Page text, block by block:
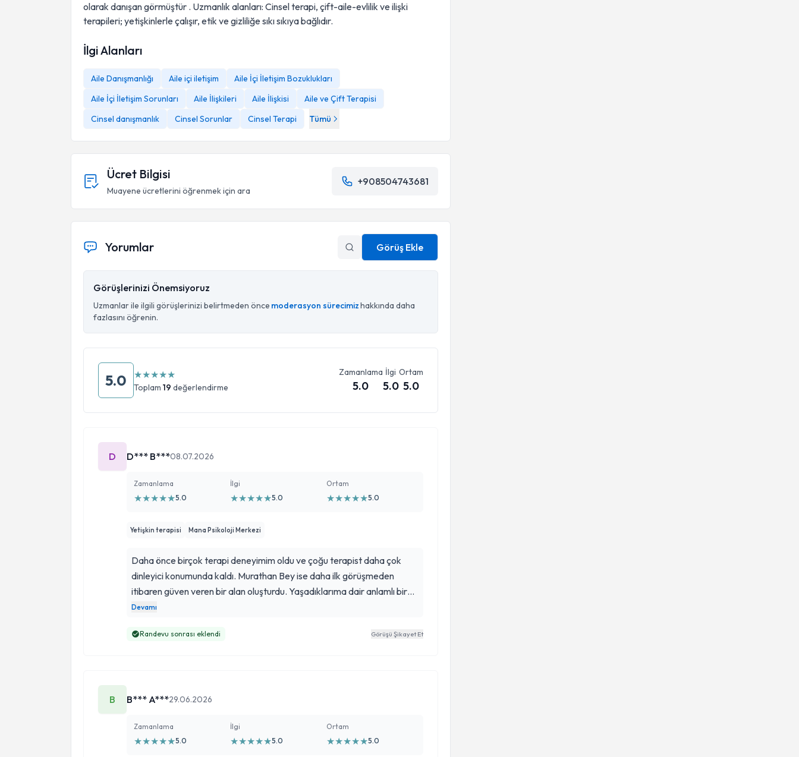
olarak danışan görmüştür . Uzmanlık alanları: Cinsel terapi, çift-aile-evlilik ve ilişki
terapileri; yetişkinlerle çalışır, etik ve gizliliğe sıkı sıkıya bağlıdır.
İlgi Alanları
Aile Danışmanlığı Aile içi iletişim
Aile İçi İletişim Bozuklukları
Aile İçi İletişim Sorunları
Aile İlişkileri Aile İlişkisi
Aile ve Çift Terapisi
Cinsel danışmanlık
Cinsel Sorunlar Cinsel Terapi Tümü
Ücret Bilgisi
Muayene ücretlerini öğrenmek için ara
+908504743681
Yorumlar Görüş Ekle
Görüşlerinizi Önemsiyoruz
Uzmanlar ile ilgili görüşlerinizi belirtmeden önce moderasyon sürecimizhakkında daha
fazlasını öğrenin.
5.0 ★★★★★
Toplam 19 değerlendirme
Zamanlama
5.0
İlgi
5.0
Ortam
5.0
D D*** B***08.07.2026
Zamanlama
★★★★★5.0
İlgi
★★★★★5.0
Ortam
★★★★★5.0
Yetişkin terapisi Mana Psikoloji Merkezi
Daha önce birçok terapi deneyimim oldu ve çoğu terapist daha çok
dinleyici konumunda kaldı. Murathan Bey ise daha ilk görüşmeden
itibaren güven veren bir alan oluşturdu. Yaşadıklarıma dair anlamlı bir
çerçeve sunarak yaşadığım sorunların asıl kaynağını görmeme yardımcı
cesaretlendirdi. Kendisi gerçekten çok pozitif ve güvenilir bir terapist.
Devamı
Randevu sonrası eklendi Görüşü Şikayet Et
B B*** A***29.06.2026
Zamanlama
★★★★★5.0
İlgi
★★★★★5.0
Ortam
★★★★★5.0